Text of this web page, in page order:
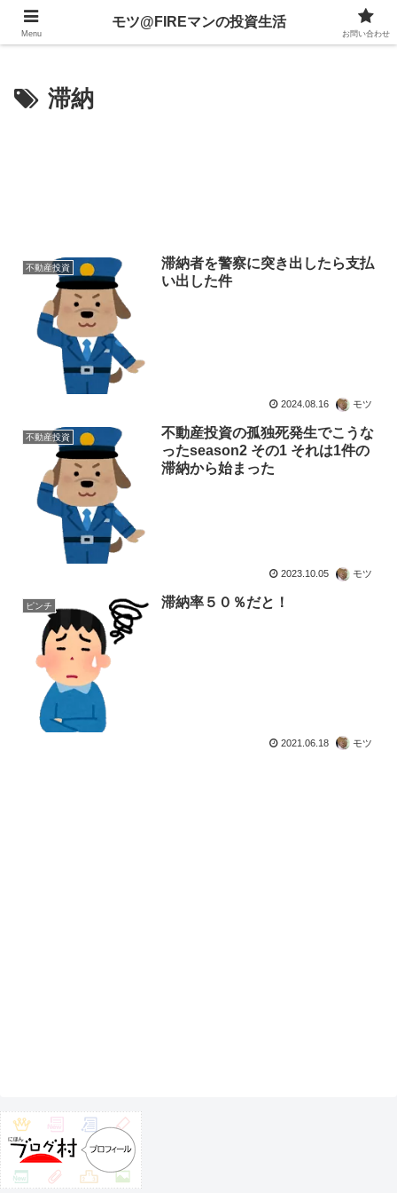
不動産、投資信託、暗号資産、株式、等々への投資について
滞納
不動産投資
滞納者を警察に突き出したら支払
い出した件
2024.08.16 モツ
不動産投資
不動産投資の孤独死発生でこうな
ったseason2 その1 それは1件の
滞納から始まった
2023.10.05 モツ
ピンチ 滞納率５０％だと！
2021.06.18 モツ
Menu
モツ@FIREマンの投資生活
お問い合わせ